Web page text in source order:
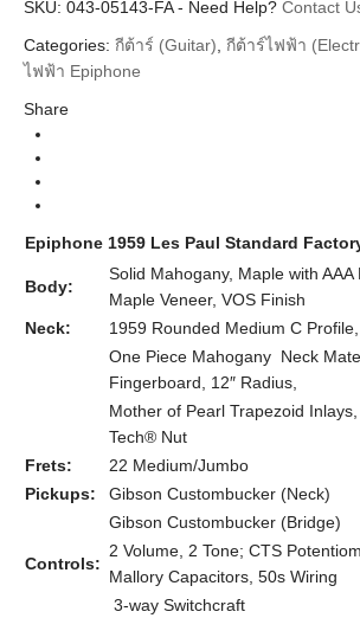
Additional information
Brands Epiphone
SKU: 043-05143-FA- Need Help? Contact
Categories: กีต้าร์ (Guitar), กีต้าร์ไฟฟ้า
ไฟฟ้า Epiphone
Share
Epiphone 1959 Les Paul Standard
Body:
Solid Mahogany, Maple with AAA
Maple Veneer, VOS Finish
Neck:
1959 Rounded Medium C Profile,
One Piece Mahogany Neck
Fingerboard, 12″ Radius,
Mother of Pearl Trapezoid
Tech® Nut
Frets:
22 Medium/Jumbo
Pickups:
Gibson Custombucker (Neck)
Gibson Custombucker (Bridge)
Controls:
2 Volume, 2 Tone; CTS
Mallory Capacitors, 50s Wiring
3-way Switchcraft